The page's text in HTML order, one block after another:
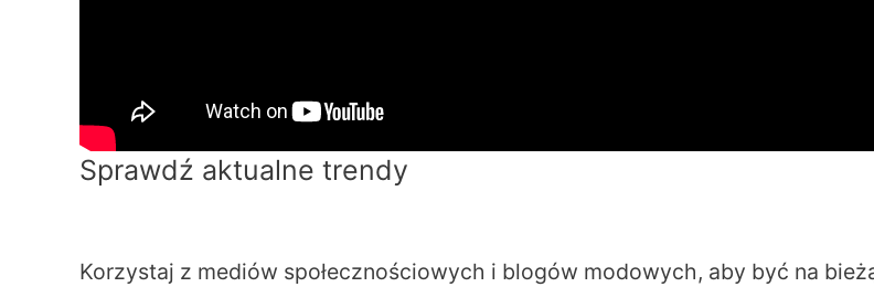
Sprawdź aktualne trendy
Korzystaj z mediów społecznościowych i blogów modowych, aby być na